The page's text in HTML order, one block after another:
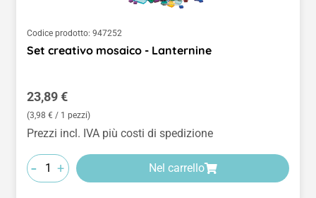
Codice prodotto: 947252
Set creativo mosaico - Lanternine
Prezzo normale:
23,89 €
(3,98 € / 1 pezzi)
Prezzi incl. IVA più costi di spedizione
- + Nel carrello